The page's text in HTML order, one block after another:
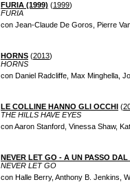
FURIA (1999) (1999)
FURIA
con Jean-Claude De Goros, Pierre
HORNS (2013)
HORNS
con Daniel Radcliffe, Max Minghella,
LE COLLINE HANNO GLI OCCHI (
THE HILLS HAVE EYES
con Aaron Stanford, Vinessa Shaw,
NEVER LET GO - A UN PASSO DAL
NEVER LET GO
con Halle Berry, Anthony B. Jenkins,